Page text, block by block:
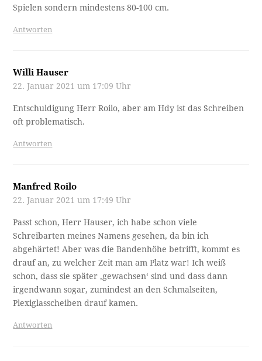
Spielen sondern mindestens 80-100 cm.
Antworten
Willi Hauser
22. Januar 2021 um 17:09 Uhr
Entschuldigung Herr Roilo, aber am Hdy ist das Schreiben
oft problematisch.
Antworten
Manfred Roilo
22. Januar 2021 um 17:49 Uhr
Passt schon, Herr Hauser, ich habe schon viele
Schreibarten meines Namens gesehen, da bin ich
abgehärtet! Aber was die Bandenhöhe betrifft, kommt es
drauf an, zu welcher Zeit man am Platz war! Ich weiß
schon, dass sie später ‚gewachsen‘ sind und dass dann
irgendwann sogar, zumindest an den Schmalseiten,
Plexiglasscheiben drauf kamen.
Antworten